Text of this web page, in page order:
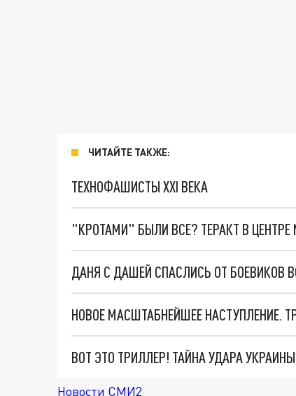
ЧИТАЙТЕ ТАКЖЕ:
ТЕХНОФАШИСТЫ XXI ВЕКА
"КРОТАМИ" БЫЛИ ВСЕ? ТЕРАКТ В
ДАНЯ С ДАШЕЙ СПАСЛИСЬ ОТ БОЕВИКОВ
ВОТ ЭТО ТРИЛЛЕР! ТАЙНА УДАРА
Новости СМИ2